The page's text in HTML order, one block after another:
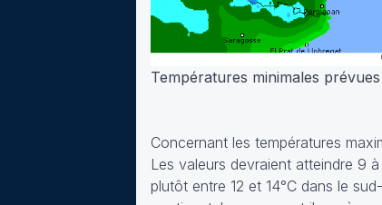
Températures minimales
Concernant les températures
Les valeurs devraient atteindre 9
plutôt entre 12 et 14°C dans le